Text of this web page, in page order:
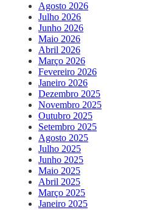
Agosto 2026
Julho 2026
Junho 2026
Maio 2026
Abril 2026
Março 2026
Fevereiro 2026
Janeiro 2026
Dezembro 2025
Novembro 2025
Outubro 2025
Setembro 2025
Agosto 2025
Julho 2025
Junho 2025
Maio 2025
Abril 2025
Março 2025
Janeiro 2025